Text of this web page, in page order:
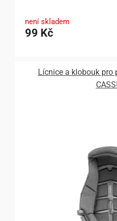
není skladem
99 Kč
Lícnice a klobouk pro